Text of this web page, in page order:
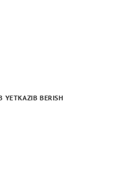
YETKAZIB BERISH